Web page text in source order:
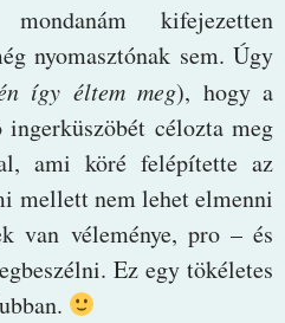
kifejezetten
nyomasztónak sem. Úgy
így éltem meg), hogy a
célozta meg
ami köré felépítette az
mellett nem lehet elmenni
van véleménye, pro – és
Ez egy tökéletes